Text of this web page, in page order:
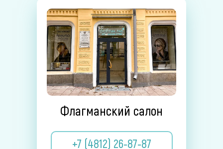
Флагманский салон
+7 (4812) 26-87-87